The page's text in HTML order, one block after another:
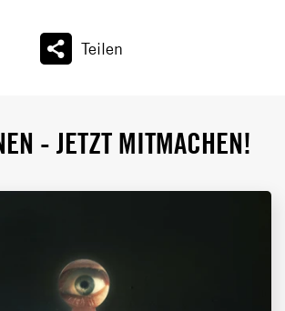
Teilen
- JETZT MITMACHEN!